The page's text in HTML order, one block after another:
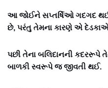
આ જોઈને સપ્તર્ષિઓ ગદગદ
છે, પરંતુ તેમના કારણે એ દેડકાએ
પછી તેના બલિદાનની કદરરૂપે
બાળકી સ્વરૂપે જ જીવતી થઈ.